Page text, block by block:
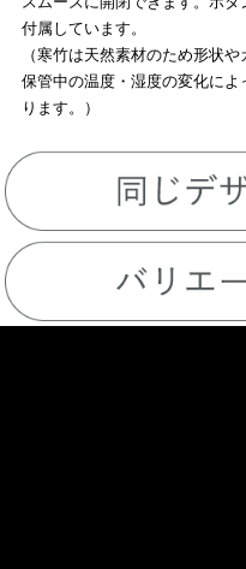
付属しています。
（寒竹は天然素材のため形状
保管中の温度・湿度の変化に
ります。）